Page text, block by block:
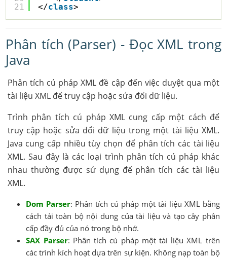
21
</class>
Phân tích (Parser) - Đọc XML trong
Java
Phân tích cú pháp XML đề cập đến việc duyệt qua một
tài liệu XML để truy cập hoặc sửa đổi dữ liệu.
Trình phân tích cú pháp XML cung cấp một cách để
truy cập hoặc sửa đổi dữ liệu trong một tài liệu XML.
Java cung cấp nhiều tùy chọn để phân tích các tài liệu
XML. Sau đây là các loại trình phân tích cú pháp khác
nhau thường được sử dụng để phân tích các tài liệu
XML.
Dom Parser: Phân tích cú pháp một tài liệu XML bằng
cách tải toàn bộ nội dung của tài liệu và tạo cây phân
cấp đầy đủ của nó trong bộ nhớ.
SAX Parser: Phân tích cú pháp một tài liệu XML trên
các trình kích hoạt dựa trên sự kiện. Không nạp toàn bộ